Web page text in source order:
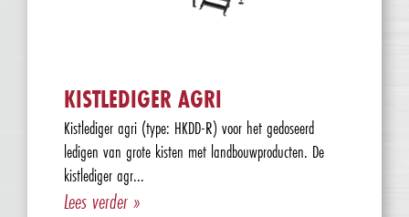
KISTLEDIGER AGRI
Kistlediger agri (type: HKDD-R) voor het gedoseerd
ledigen van grote kisten met landbouwproducten. De
kistlediger agr...
Lees verder »